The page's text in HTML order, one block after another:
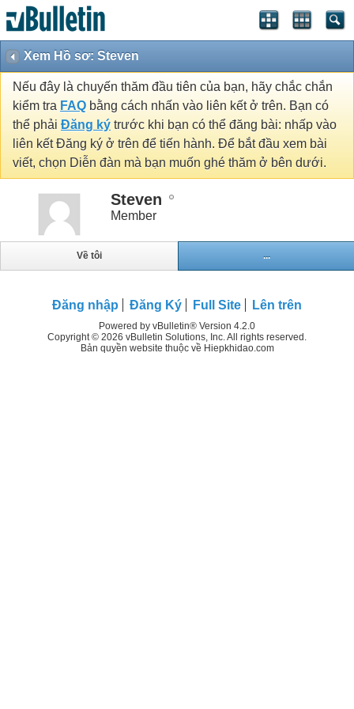
Xem Hồ sơ: Steven
Nếu đây là chuyến thăm đầu tiên của bạn, hãy chắc chắn
kiểm tra FAQ bằng cách nhấn vào liên kết ở trên. Bạn có
thể phải Đăng ký trước khi bạn có thể đăng bài: nhấp vào
liên kết Đăng ký ở trên để tiến hành. Để bắt đầu xem bài
viết, chọn Diễn đàn mà bạn muốn ghé thăm ở bên dưới.
Steven
Member
Về tôi ...
Đăng nhập Đăng Ký Full Site Lên trên
Powered by vBulletin® Version 4.2.0
Copyright © 2026 vBulletin Solutions, Inc. All rights reserved.
Bản quyền website thuộc về Hiepkhidao.com